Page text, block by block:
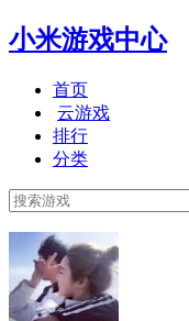
小米游戏中心
首页
云游戏
排行
分类